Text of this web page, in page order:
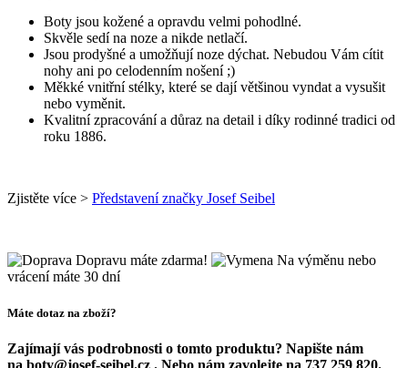
Boty jsou kožené a opravdu velmi pohodlné.
Skvěle sedí na noze a nikde netlačí.
Jsou prodyšné a umožňují noze dýchat. Nebudou Vám cítit
nohy ani po celodenním nošení ;)
Měkké vnitřní stélky, které se dají většinou vyndat a vysušit
nebo vyměnit.
Kvalitní zpracování a důraz na detail i díky rodinné tradici od
roku 1886.
Zjistěte více > Představení značky Josef Seibel
Dopravu máte zdarma!
Na výměnu nebo
vrácení máte 30 dní
Máte dotaz na zboží?
Zajímají vás podrobnosti o tomto produktu? Napište nám
na boty@josef-seibel.cz . Nebo nám zavolejte na 737 259 820.